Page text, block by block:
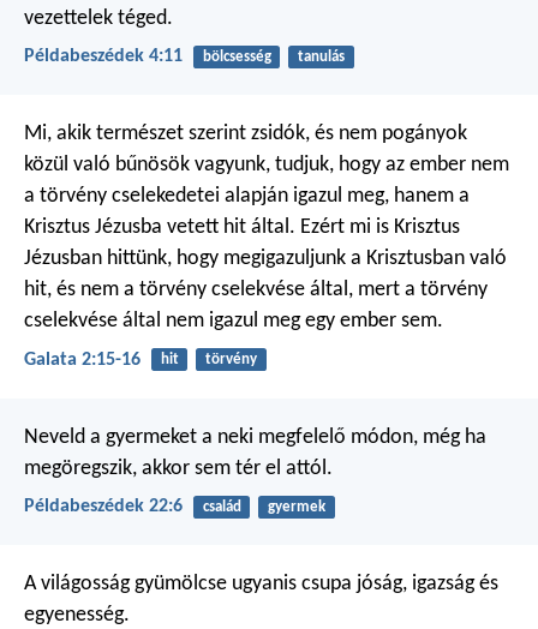
vezettelek téged.
Példabeszédek 4:11 bölcsesség tanulás
Mi, akik természet szerint zsidók, és nem pogányok
közül való bűnösök vagyunk, tudjuk, hogy az ember nem
a törvény cselekedetei alapján igazul meg, hanem a
Krisztus Jézusba vetett hit által. Ezért mi is Krisztus
Jézusban hittünk, hogy megigazuljunk a Krisztusban való
hit, és nem a törvény cselekvése által, mert a törvény
cselekvése által nem igazul meg egy ember sem.
Galata 2:15-16 hit törvény
Neveld a gyermeket a neki megfelelő módon, még ha
megöregszik, akkor sem tér el attól.
Példabeszédek 22:6 család gyermek
A világosság gyümölcse ugyanis csupa jóság, igazság és
egyenesség.